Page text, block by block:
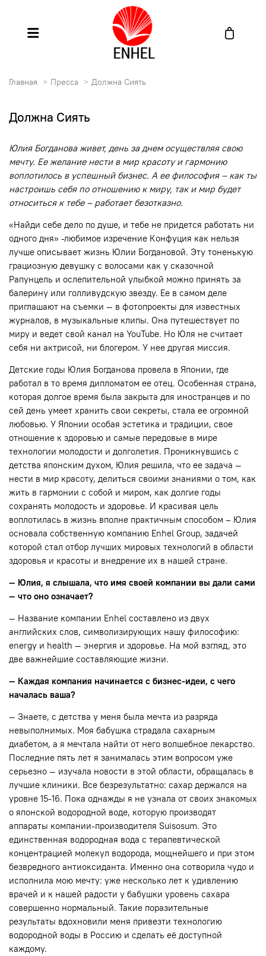
Главная Пресса Должна Сиять
Должна Сиять
Юлия Богданова живет, день за днем осуществляя свою
мечту. Ее желание нести в мир красоту и гармонию
воплотилось в успешный бизнес. А ее философия – как ты
настроишь себя по отношению к миру, так и мир будет
относиться к тебе – работает безотказно.
«Найди себе дело по душе, и тебе не придется работать ни
одного дня» -любимое изречение Конфуция как нельзя
лучше описывает жизнь Юлии Богдановой. Эту тоненькую
грациозную девушку с волосами как у сказочной
Рапунцель и ослепительной улыбкой можно принять за
балерину или голливудскую звезду. Ее в самом деле
приглашают на съемки — в фотопроекты для известных
журналов, в музыкальные клипы. Она путешествует по
миру и ведет свой канал на YouTube. Но Юля не считает
себя ни актрисой, ни блогером. У нее другая миссия.
Детские годы Юлия Богданова провела в Японии, где
работал в то время дипломатом ее отец. Особенная страна,
которая долгое время была закрыта для иностранцев и по
сей день умеет хранить свои секреты, стала ее огромной
любовью. У Японии особая эстетика и традиции, свое
отношение к здоровью и самые передовые в мире
технологии молодости и долголетия. Проникнувшись с
детства японским духом, Юлия решила, что ее задача —
нести в мир красоту, делиться своими знаниями о том, как
жить в гармонии с собой и миром, как долгие годы
сохранять молодость и здоровье. И красивая цель
воплотилась в жизнь вполне практичным способом – Юлия
основала собственную компанию Enhel Group, задачей
которой стал отбор лучших мировых технологий в области
здоровья и красоты и внедрение их в нашей стране.
— Юлия, я слышала, что имя своей компании вы дали сами
— что оно означает?
— Название компании Enhel составлено из двух
английских слов, символизирующих нашу философию:
energy и health — энергия и здоровье. На мой взгляд, это
две важнейшие составляющие жизни.
— Каждая компания начинается с бизнес-идеи, с чего
началась ваша?
— Знаете, с детства у меня была мечта из разряда
невыполнимых. Моя бабушка страдала сахарным
диабетом, а я мечтала найти от него волшебное лекарство.
Последние пять лет я занималась этим вопросом уже
серьезно — изучала новости в этой области, обращалась в
лучшие клиники. Все безрезультатно: сахар держался на
уровне 15-16. Пока однажды я не узнала от своих знакомых
о японской водородной воде, которую производят
аппараты компании-производителя Suisosum. Это
единственная водородная вода с терапевтической
концентрацией молекул водорода, мощнейшего и при этом
безвредного антиоксиданта. Именно она сотворила чудо и
исполнила мою мечту: уже несколько лет к удивлению
врачей и к нашей радости у бабушки уровень сахара
совершенно нормальный. Такие поразительные
результаты вдохновили меня привезти технологию
водородной воды в Россию и сделать её доступной
каждому.